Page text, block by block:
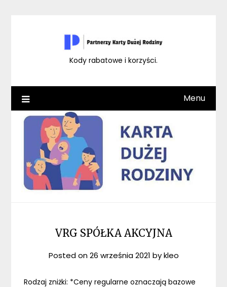
Kody rabatowe i korzyści.
Menu
VRG SPÓŁKA AKCYJNA
Posted on26 września 2021 bykleo
Rodzaj zniżki: *Ceny regularne oznaczają bazowe